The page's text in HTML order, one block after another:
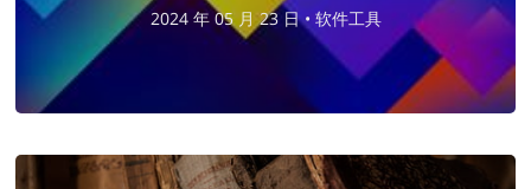
2024 年 05 月 23 日 • 软件工具